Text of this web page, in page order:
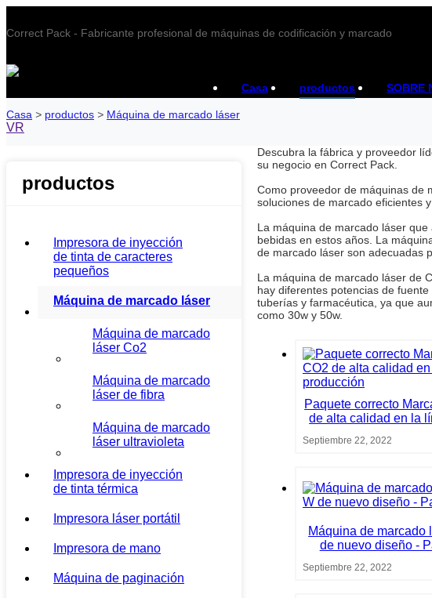
Correct Pack - Fabricante profesional de máquinas de codificación y marcado
Casa productos SOBRE
Casa > productos > Máquina de marcado láser
VR
productos
Impresora de inyección
de tinta de caracteres
pequeños
Máquina de marcado láser
Máquina de marcado
láser Co2
Máquina de marcado
láser de fibra
Máquina de marcado
láser ultravioleta
Impresora de inyección
de tinta térmica
Impresora láser portátil
Impresora de mano
Máquina de paginación
Descubra la fábrica y proveedor
su negocio en Correct Pack.
Como proveedor de máquinas de
soluciones de marcado eficientes
La máquina de marcado láser
bebidas en estos años. La
de marcado láser son adecuadas
La máquina de marcado láser de
hay diferentes potencias de
tuberías y farmacéutica, ya que
como 30w y 50w.
Paquete correcto
de alta calidad en la
Septiembre 22, 2022
Máquina de marcado
de nuevo diseño -
Septiembre 22, 2022